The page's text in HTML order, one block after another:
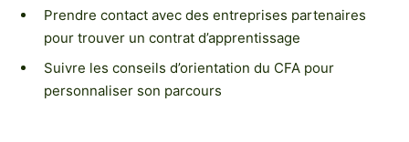
Prendre contact avec des entreprises partenaires
pour trouver un contrat d’apprentissage
Suivre les conseils d’orientation du CFA pour
personnaliser son parcours